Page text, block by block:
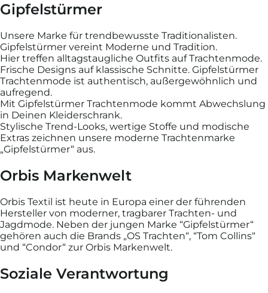
Gipfelstürmer
Unsere Marke für trendbewusste Traditionalisten.
Gipfelstürmer vereint Moderne und Tradition.
Hier treffen alltagstaugliche Outfits auf Trachtenmode.
Frische Designs auf klassische Schnitte. Gipfelstürmer
Trachtenmode ist authentisch, außergewöhnlich und
aufregend.
Mit Gipfelstürmer Trachtenmode kommt Abwechslung
in Deinen Kleiderschrank.
Stylische Trend-Looks, wertige Stoffe und modische
Extras zeichnen unsere moderne Trachtenmarke
„Gipfelstürmer“ aus.
Orbis Markenwelt
Orbis Textil ist heute in Europa einer der führenden
Hersteller von moderner, tragbarer Trachten- und
Jagdmode. Neben der jungen Marke “Gipfelstürmer“
gehören auch die Brands „OS Trachten“, “Tom Collins“
und “Condor“ zur Orbis Markenwelt.
Soziale Verantwortung